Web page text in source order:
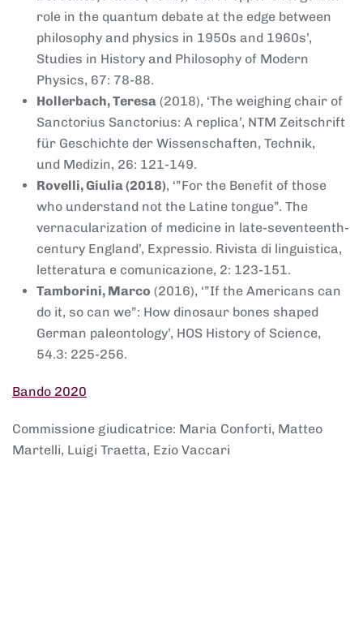
role in the quantum debate at the edge between
philosophy and physics in 1950s and 1960s’,
Studies in History and Philosophy of Modern
Physics, 67: 78-88.
Hollerbach, Teresa (2018), ‘The weighing chair of
Sanctorius Sanctorius: A replica’, NTM Zeitschrift
für Geschichte der Wissenschaften, Technik,
und Medizin, 26: 121-149.
Rovelli, Giulia (2018), ‘”For the Benefit of those
who understand not the Latine tongue”. The
vernacularization of medicine in late-seventeenth-
century England’, Expressio. Rivista di linguistica,
letteratura e comunicazione, 2: 123-151.
Tamborini, Marco (2016), ‘”If the Americans can
do it, so can we”: How dinosaur bones shaped
German paleontology’, HOS History of Science,
54.3: 225-256.
Bando 2020
Commissione giudicatrice: Maria Conforti, Matteo
Martelli, Luigi Traetta, Ezio Vaccari